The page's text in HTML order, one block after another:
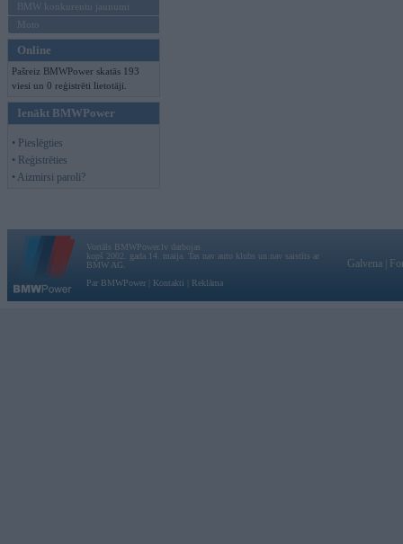
BMW konkurentu jaunumi
Moto
Online
Pašreiz BMWPower skatās 193
viesi un 0 reģistrēti lietotāji.
Ienākt BMWPower
• Pieslēgties
• Reģistrēties
• Aizmirsi paroli?
Vortāls BMWPower.lv darbojas
kopš 2002. gada 14. maija. Tas nav auto klubs un nav saistīts ar
BMW AG.
Par BMWPower
Kontakti Reklāma
Galvena